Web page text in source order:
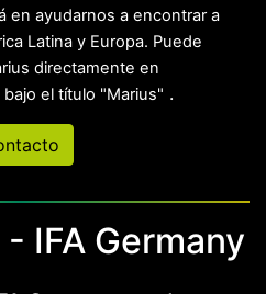
en ayudarnos a encontrar a
Latina y Europa. Puede
directamente en
bajo el título "Marius" .
IFA Germany